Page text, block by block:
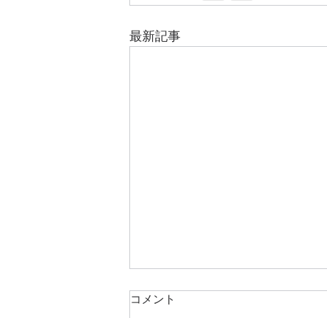
最新記事
コメント